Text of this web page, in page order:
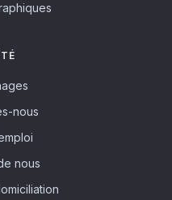
nous
nous